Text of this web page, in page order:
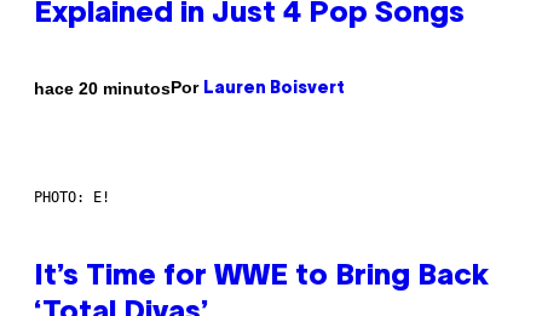
Explained in Just 4 Pop Songs
hace 20 minutosPor Lauren Boisvert
PHOTO: E!
It’s Time for WWE to Bring Back